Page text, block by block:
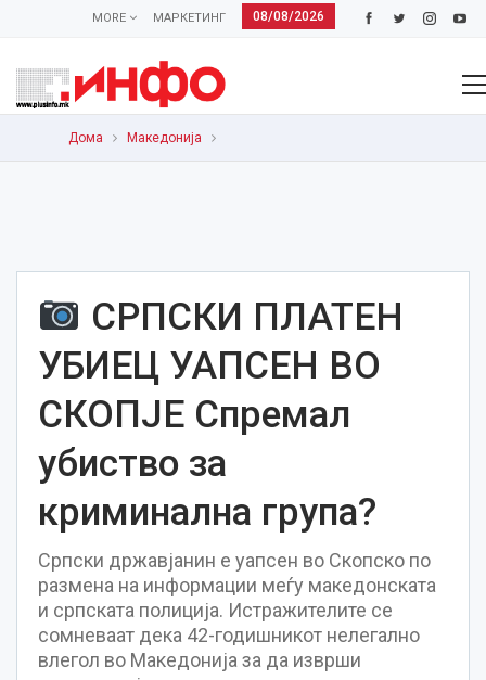
08/08/2026
МАРКЕТИНГ
MORE
Дома Македонија
СРПСКИ ПЛАТЕН
УБИЕЦ УАПСЕН ВО
СКОПЈЕ Спремал
убиство за
криминална група?
Српски државјанин е уапсен во Скопско по
размена на информации меѓу македонската
и српската полиција. Истражителите се
сомневаат дека 42-годишникот нелегално
влегол во Македонија за да изврши